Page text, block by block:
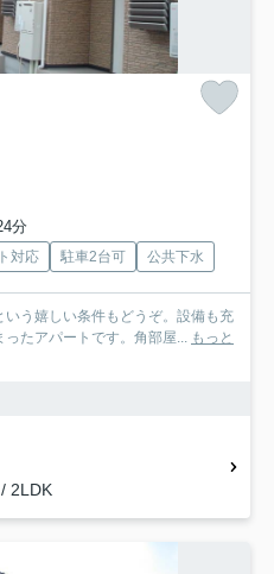
分
対応 駐車2台可 公共下水
う嬉しい条件もどうぞ。設備も充
たアパートです。角部屋... もっと
2LDK